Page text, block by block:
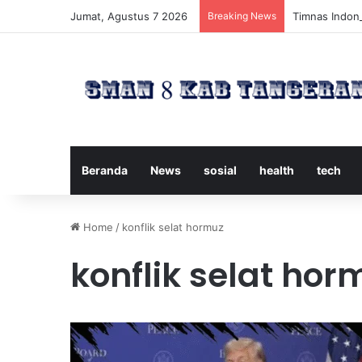
Jumat, Agustus 7 2026 Breaking News Timnas
Beranda News sosial health tech
Home / konflik selat hormuz
konflik selat